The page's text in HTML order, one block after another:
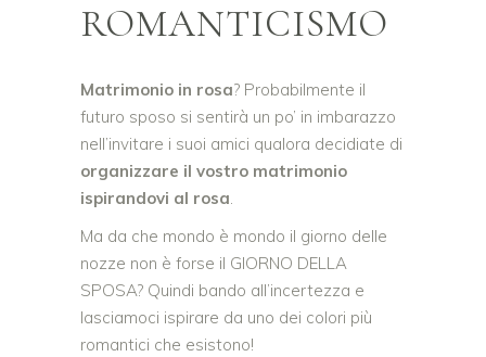
ROMANTICISMO
Matrimonio in rosa? Probabilmente il
futuro sposo si sentirà un po’ in imbarazzo
nell’invitare i suoi amici qualora decidiate di
organizzare il vostro matrimonio
ispirandovi al rosa.
Ma da che mondo è mondo il giorno delle
nozze non è forse il GIORNO DELLA
SPOSA? Quindi bando all’incertezza e
lasciamoci ispirare da uno dei colori più
romantici che esistono!